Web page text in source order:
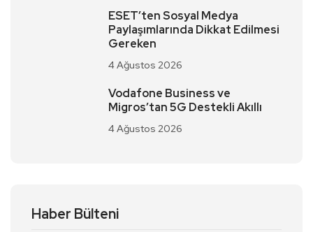
ESET’ten Sosyal Medya
Paylaşımlarında Dikkat Edilmesi
Gereken
4 Ağustos 2026
Vodafone Business ve
Migros’tan 5G Destekli Akıllı
4 Ağustos 2026
Haber Bülteni